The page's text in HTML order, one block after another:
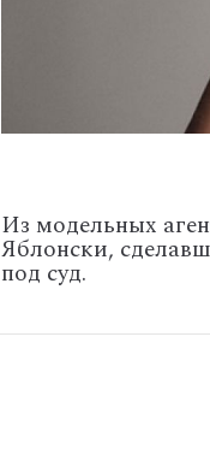
Из модельных
Яблонски,
под суд.